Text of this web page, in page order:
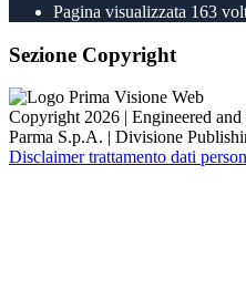
Pagina visualizzata 163
Sezione Copyright
Copyright 2026 | Engineered
Parma S.p.A. | Divisione
Disclaimer trattamento dati